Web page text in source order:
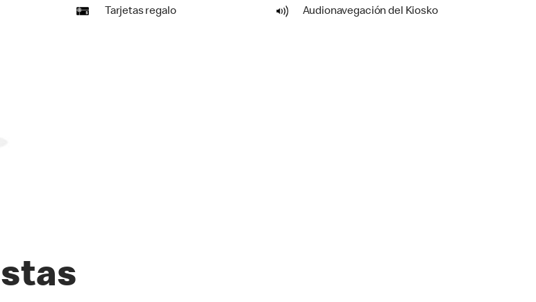
Tarjetas regalo Audionavegación del Kiosko